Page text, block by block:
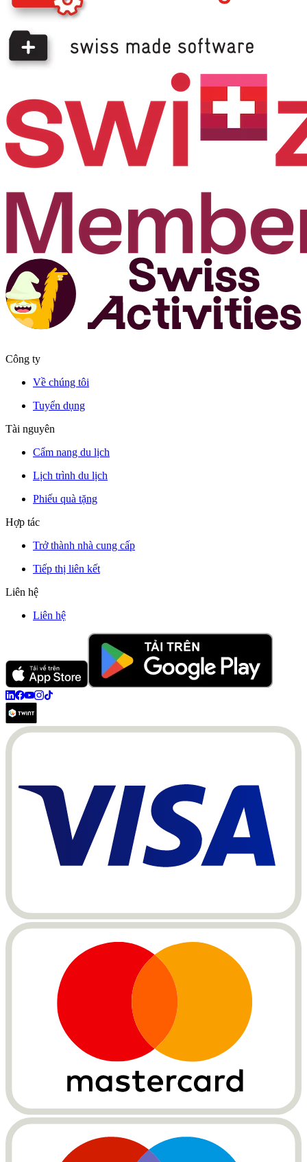
Công ty
Về chúng tôi
Tuyển dụng
Tài nguyên
Cẩm nang du lịch
Lịch trình du lịch
Phiếu quà tặng
Hợp tác
Trở thành nhà cung cấp
Tiếp thị liên kết
Liên hệ
Liên hệ